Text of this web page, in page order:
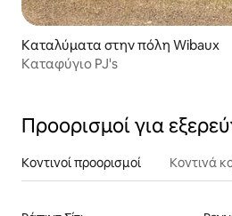
Καταλύματα στην πόλη Wibaux
Καταφύγιο PJ's
Προορισμοί για
Κοντινοί προορισμοί Κοντινά